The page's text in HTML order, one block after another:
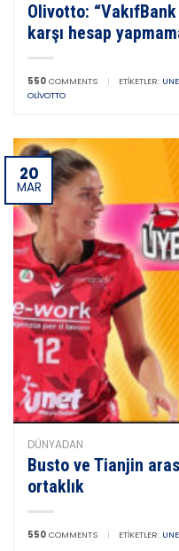
Olivotto:
karşı hesap
550 COMMENTS | ETIKETLER:
OLIVOTTO
20
MAR
DÜNYADAN
Busto ve Tianjin
ortaklık
550 COMMENTS | ETIKETLER: